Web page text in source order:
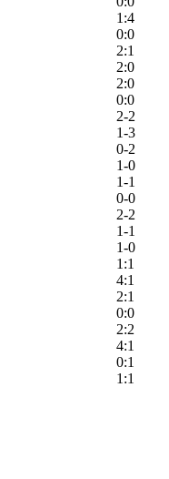
1:4
0:0
2:1
2:0
2:0
0:0
2-2
1-3
0-2
1-0
1-1
0-0
2-2
1-1
1-0
1:1
4:1
2:1
0:0
2:2
4:1
0:1
1:1